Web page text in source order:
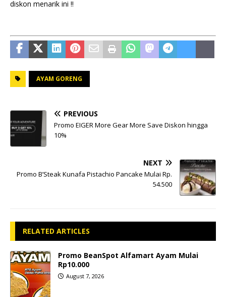
diskon menarik ini !!
AYAM GORENG
PREVIOUS
Promo EIGER More Gear More Save Diskon hingga
10%
NEXT
Promo B’Steak Kunafa Pistachio Pancake Mulai Rp.
54.500
RELATED ARTICLES
Promo BeanSpot Alfamart Ayam Mulai
Rp10.000
August 7, 2026